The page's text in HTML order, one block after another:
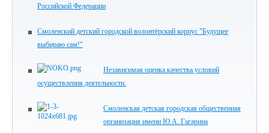
Российской Федерации
Смоленский детский городской волонтёрский корпус "Будущее
выбираю сам!"
Независимая оценка качества условий
осуществления деятельности.
Смоленская детская городская общественная
организация имени Ю.А. Гагарина